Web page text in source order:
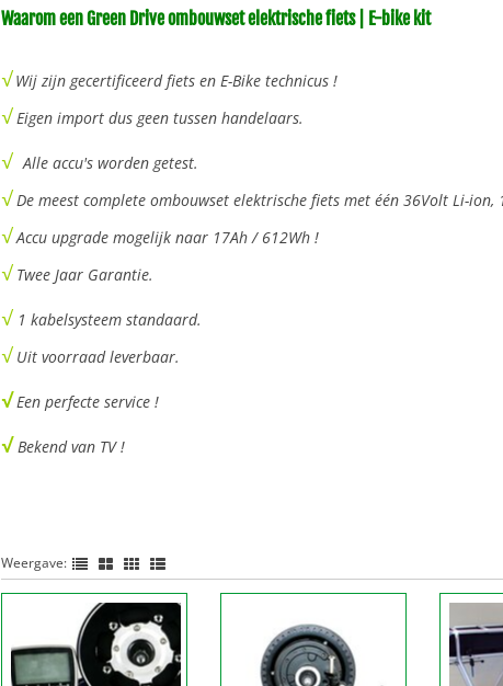
Waarom een Green Drive ombouwset elektrische fiets | E-bike kit
√ Wij zijn gecertificeerd fiets en E-Bike technicus !
√Eigen import dus geen tussen handelaars.
√Alle accu's worden getest.
√ De meest complete ombouwset elektrische fiets met één 36Volt Li-
√ Accu upgrade mogelijk naar 17Ah / 612Wh !
√ Twee Jaar Garantie.
√ 1 kabelsysteem standaard.
√ Uit voorraad leverbaar.
√ Een perfecte service !
√Bekend van TV !
Weergave: